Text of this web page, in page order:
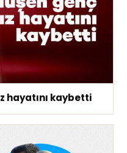
hayatını kaybetti